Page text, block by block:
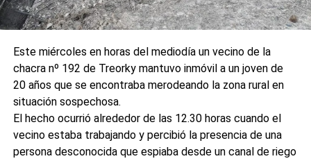
Este miércoles en horas del mediodía un vecino de la
chacra nº 192 de Treorky mantuvo inmóvil a un joven de
20 años que se encontraba merodeando la zona rural en
situación sospechosa.
El hecho ocurrió alrededor de las 12.30 horas cuando el
vecino estaba trabajando y percibió la presencia de una
persona desconocida que espiaba desde un canal de riego